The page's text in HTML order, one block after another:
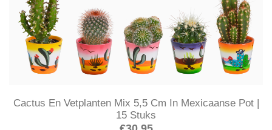
Cactus En Vetplanten Mix 5,5 Cm In Mexicaanse Pot |
15 Stuks